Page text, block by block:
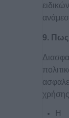
9. Πως
Η